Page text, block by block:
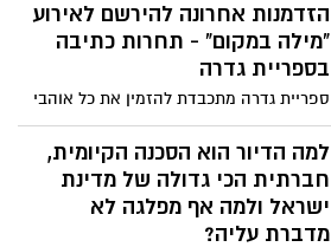
הזדמנות אחרונה להירשם לאירוע
"מילה במקום" - תחרות כתיבה
בספריית גדרה
ספריית גדרה מתכבדת להזמין את כל אוהבי
הכתיבה לאירוע הכרזת הזוכים בשלב המקומי
בתחרות הכתיבה "מילה במקום"
למה הדיור הוא הסכנה הקיומית,
חברתית הכי גדולה של מדינת
ישראל ולמה אף מפלגה לא
מדברת עליה?